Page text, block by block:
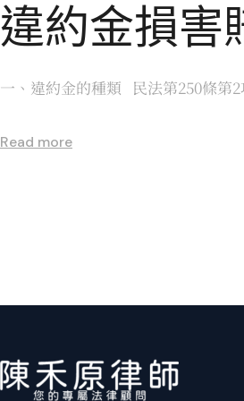
違約金損害
一、違約金的種類 民法第250條第
Read more